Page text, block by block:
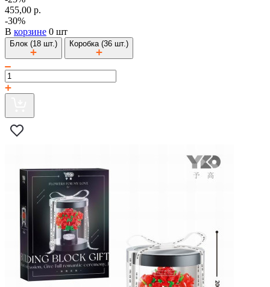
455,00 р.
-30%
В корзине 0 шт
Блок (18 шт.) Коробка (36 шт.)